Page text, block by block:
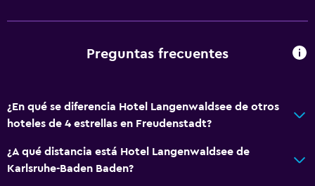
Esquí
Paseos a caballo
Minigolf
Preguntas frecuentes
¿En qué se diferencia Hotel Langenwaldsee de otros
hoteles de 4 estrellas en Freudenstadt?
¿A qué distancia está Hotel Langenwaldsee de
Karlsruhe-Baden Baden?